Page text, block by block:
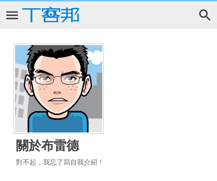
關於布雷德
對不起，我忘了寫自我介紹！